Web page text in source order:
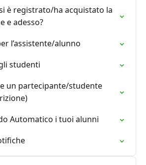
è registrato/ha acquistato la
e adesso?
l’assistente/alunno
studenti
un partecipante/studente
Automatico i tuoi alunni